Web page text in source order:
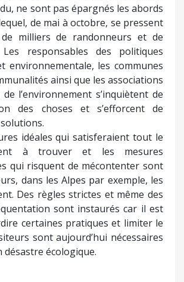
ne sont pas épargnés les abords
de mai à octobre, se pressent
milliers de randonneurs et de
Les responsables des politiques
environnementale, les communes
ainsi que les associations
l’environnement s’inquiètent de
des choses et s’efforcent de
idéales qui satisferaient tout le
à trouver et les mesures
qui risquent de mécontenter sont
dans les Alpes par exemple, les
Des règles strictes et même des
sont instaurés car il est
certaines pratiques et limiter le
sont aujourd’hui nécessaires
écologique.